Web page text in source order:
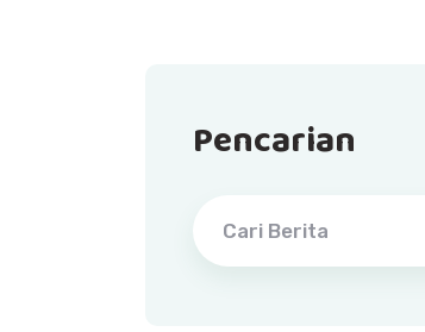
Pencarian